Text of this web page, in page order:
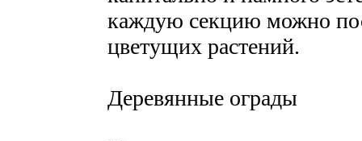
каждую секцию можно
цветущих растений.
Деревянные ограды